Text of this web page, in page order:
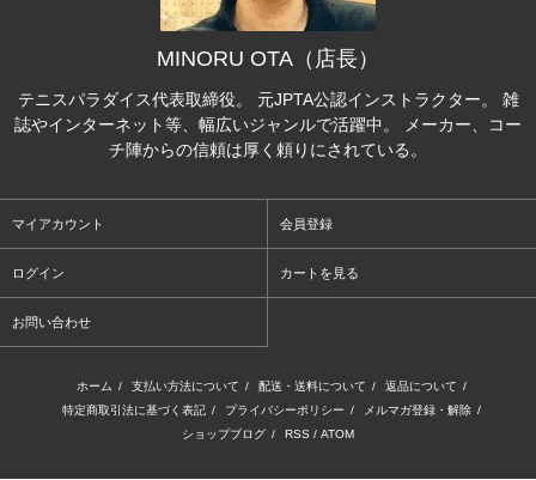
MINORU OTA（店長）
テニスパラダイス代表取締役。 元JPTA公認インストラクター。 雑
誌やインターネット等、幅広いジャンルで活躍中。 メーカー、コー
チ陣からの信頼は厚く頼りにされている。
マイアカウント 会員登録
ログイン カートを見る
お問い合わせ
ホーム / 支払い方法について / 配送・送料について / 返品について /
特定商取引法に基づく表記 / プライバシーポリシー / メルマガ登録・解除 /
ショップブログ / RSS / ATOM